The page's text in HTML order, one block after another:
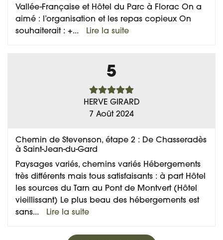
Vallée-Française et Hôtel du Parc à Florac On a
aimé : l’organisation et les repas copieux On
souhaiterait : +... Lire la suite
5
HERVE GIRARD
7 Août 2024
Chemin de Stevenson, étape 2 : De Chasseradès
à Saint-Jean-du-Gard
Paysages variés, chemins variés Hébergements
très différents mais tous satisfaisants : à part Hôtel
les sources du Tarn au Pont de Montvert (Hôtel
vieillissant) Le plus beau des hébergements est
sans... Lire la suite